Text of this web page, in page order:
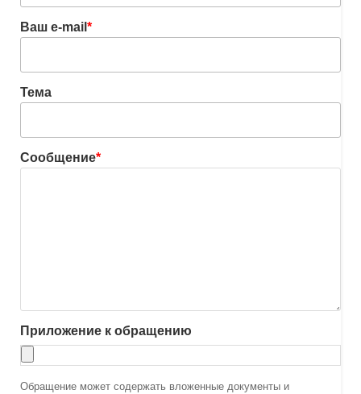
Ваш e-mail *
Тема
Сообщение*
Приложение к обращению
Обращение может содержать вложенные документы и